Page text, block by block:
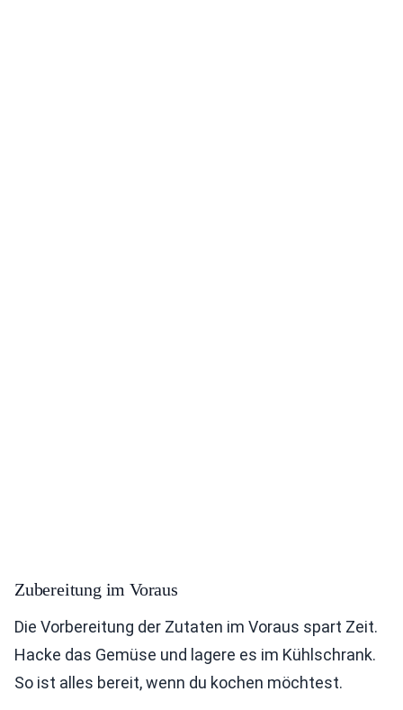
Zubereitung im Voraus
Die Vorbereitung der Zutaten im Voraus spart Zeit.
Hacke das Gemüse und lagere es im Kühlschrank.
So ist alles bereit, wenn du kochen möchtest.